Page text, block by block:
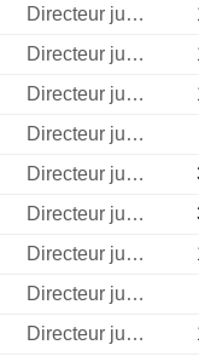
Directeur juridique
Directeur juridique
Directeur juridique
Directeur juridique
Directeur juridique
Directeur juridique
Directeur juridique
Directeur juridique
Directeur juridique